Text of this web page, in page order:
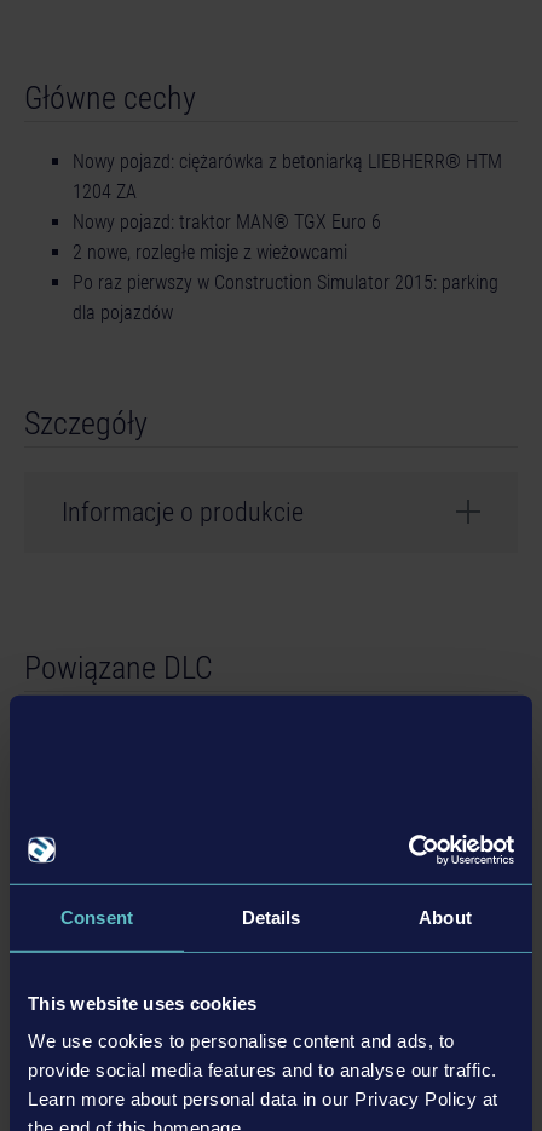
Consent Details About
This website uses cookies
We use cookies to personalise content and ads, to
provide social media features and to analyse our traffic.
Learn more about personal data in our Privacy Policy at
Główne cechy
Nowy pojazd: ciężarówka z betoniarką LIEBHERR® HTM
1204 ZA
Nowy pojazd: traktor MAN® TGX Euro 6
2 nowe, rozległe misje z wieżowcami
Po raz pierwszy w Construction Simulator 2015: parking
dla pojazdów
Szczegóły
Informacje o produkcie
Powiązane DLC
4,99 USD